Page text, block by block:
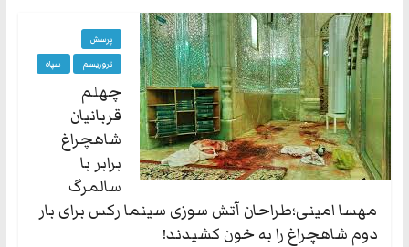
به
حکومت
مشروعه
پرسش
تروریسم
سپاه
چهلم
قربانیان
شاهچراغ
برابر با
سالمرگ
مهسا امینی؛طراحان آتش سوزی سینما رکس برای بار
دوم شاهچراغ را به خون کشیدند!